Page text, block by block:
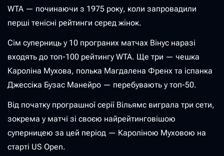
WTA — починаючи з 1975 року, коли запровадили
перші тенісні рейтинги серед жінок.
Сім суперниць у 10 програних матчах Вінус наразі
входять до топ-100 рейтингу WTA. Ще три — чешка
Кароліна Мухова, полька Магдалена Френх та іспанка
Джессіка Бузас Манейро — перебувають у топ-50.
Від початку програшної серії Вільямс виграла три сети,
зокрема у матчі зі своєю найрейтинговішою
суперницею за цей період — Кароліною Муховою на
старті US Open.